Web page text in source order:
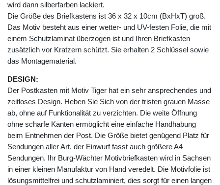
wird dann silberfarben lackiert.
Die Größe des Briefkastens ist 36 x 32 x 10cm (BxHxT) groß.
Das Motiv besteht aus einer wetter- und UV-festen Folie, die mit
einem Schutzlaminat überzogen ist und Ihren Briefkasten
zusätzlich vor Kratzern schützt. Sie erhalten 2 Schlüssel sowie
das Montagematerial.
DESIGN:
Der Postkasten mit Motiv Tiger hat ein sehr ansprechendes und
zeitloses Design. Heben Sie Sich von der tristen grauen Masse
ab, ohne auf Funktionalität zu verzichten. Die weite Öffnung
ohne scharfe Kanten ermöglicht eine einfache Handhabung
beim Entnehmen der Post. Die Größe bietet genügend Platz für
Sendungen aller Art, der Einwurf fasst auch größere A4
Sendungen. Ihr Burg-Wächter Motivbriefkasten wird in Sachsen
in einer kleinen Manufaktur von Hand veredelt. Die Motivfolie ist
lösungsmittelfrei und schutzlaminiert, dies sorgt für einen langen